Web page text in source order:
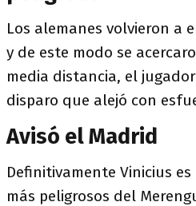
Los alemanes volvieron a
y de este modo se
media distancia, el
disparo que alejó con
Avisó el Madrid
Definitivamente Vinicius
más peligrosos del